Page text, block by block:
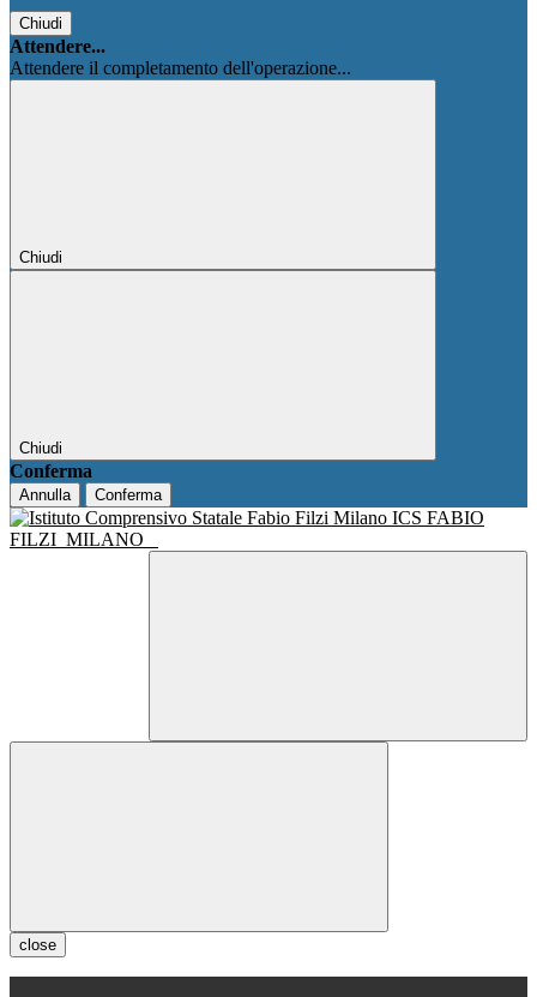
Chiudi
Attendere...
Attendere il completamento dell'operazione...
Chiudi
Chiudi
Conferma
Annulla Conferma
ICS FABIO
FILZI MILANO
close